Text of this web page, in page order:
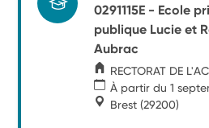
0291115E - Ecole
publique Lucie et
Aubrac
RECTORAT DE
À partir du 1
Brest (29200)